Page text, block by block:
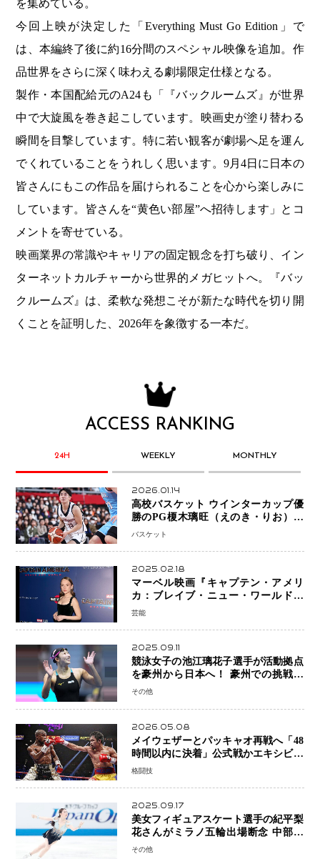
を集めている。
今回上映が決定した「Everything Must Go Edition」で
は、本編終了後に約16分間のスペシャル映像を追加。作
品世界をさらに深く味わえる劇場限定仕様となる。
製作・本国配給元のA24も「『バックルームズ』が世界
中で大旋風を巻き起こしています。映画史が塗り替わる
瞬間を目撃しています。特に若い観客が劇場へ足を運ん
でくれていることをうれしく思います。9月4日に日本の
皆さんにもこの作品を届けられることを心から楽しみに
しています。皆さんを“黄色い部屋”へ招待します」とコ
メントを寄せている。
映画業界の常識やキャリアの固定観念を打ち破り、イン
ターネットカルチャーから世界的メガヒットへ。『バッ
クルームズ』は、柔軟な発想こそが新たな時代を切り開
くことを証明した、2026年を象徴する一本だ。
ACCESS RANKING
24H WEEKLY MONTHLY
2026.01.14
高校バスケット ウインターカップ優
勝のPG榎木璃旺（えのき・りお）が
プロの現場へ―。
バスケット
2025.02.18
マーベル映画『キャプテン・アメリ
カ：ブレイブ・ニュー・ワールド』
新ブラック・ウィドウ役のシラ・ハー
芸能
2025.09.11
競泳女子の池江璃花子選手が活動拠点
を豪州から日本へ！ 豪州での挑戦を
糧に、28年ロサンゼルス五輪へ再始動
その他
2026.05.08
メイウェザーとパッキャオ再戦へ「48
時間以内に決着」公式戦かエキシビシ
ョンか混迷続く
格闘技
2025.09.17
美女フィギュアスケート選手の紀平梨
花さんがミラノ五輪出場断念 中部選
手権欠場を発表「安全最優先の判断」
その他